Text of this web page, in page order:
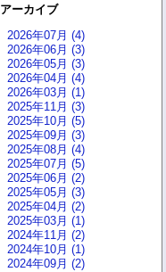
アーカイブ
2026年07月 (4)
2026年06月 (3)
2026年05月 (3)
2026年04月 (4)
2026年03月 (1)
2025年11月 (3)
2025年10月 (5)
2025年09月 (3)
2025年08月 (4)
2025年07月 (5)
2025年06月 (2)
2025年05月 (3)
2025年04月 (2)
2025年03月 (1)
2024年11月 (2)
2024年10月 (1)
2024年09月 (2)